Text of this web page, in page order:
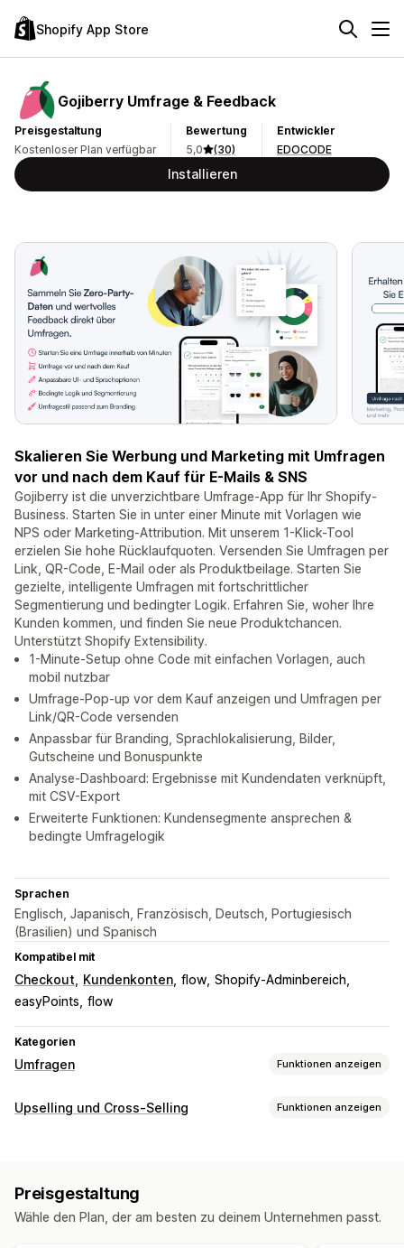
Shopify App Store
Gojiberry Umfrage & Feedback
Preisgestaltung
Kostenloser Plan verfügbar
Bewertung
5,0
(30)
Entwickler
EDOCODE
Installieren
Skalieren Sie Werbung und Marketing mit Umfragen
vor und nach dem Kauf für E-Mails & SNS
Gojiberry ist die unverzichtbare Umfrage-App für Ihr Shopify-
Business. Starten Sie in unter einer Minute mit Vorlagen wie
NPS oder Marketing-Attribution. Mit unserem 1-Klick-Tool
erzielen Sie hohe Rücklaufquoten. Versenden Sie Umfragen per
Link, QR-Code, E-Mail oder als Produktbeilage. Starten Sie
gezielte, intelligente Umfragen mit fortschrittlicher
Segmentierung und bedingter Logik. Erfahren Sie, woher Ihre
Kunden kommen, und finden Sie neue Produktchancen.
Unterstützt Shopify Extensibility.
1-Minute-Setup ohne Code mit einfachen Vorlagen, auch
mobil nutzbar
Umfrage-Pop-up vor dem Kauf anzeigen und Umfragen per
Link/QR-Code versenden
Anpassbar für Branding, Sprachlokalisierung, Bilder,
Gutscheine und Bonuspunkte
Analyse-Dashboard: Ergebnisse mit Kundendaten verknüpft,
mit CSV-Export
Erweiterte Funktionen: Kundensegmente ansprechen &
bedingte Umfragelogik
Sprachen
Englisch, Japanisch, Französisch, Deutsch, Portugiesisch
(Brasilien) und Spanisch
Kompatibel mit
Checkout Kundenkonten flow Shopify-Adminbereich
easyPoints flow
Kategorien
Umfragen Funktionen anzeigen
Formularanpassung
Umfragearten
Upselling und Cross-Selling Funktionen anzeigen
Angebote und Empfehlungen
Preisgestaltung
Wähle den Plan, der am besten zu deinem Unternehmen passt.